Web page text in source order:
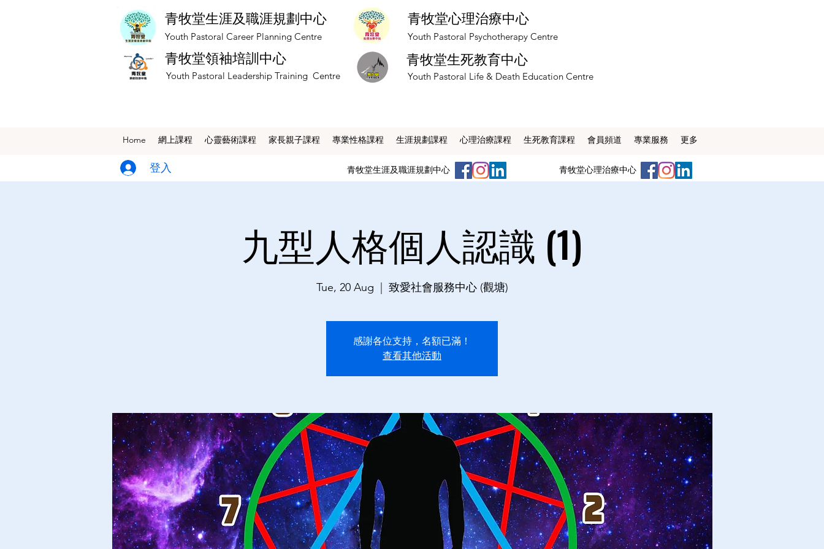
青牧堂生涯及職涯規劃中心
​Youth Pastoral Career Planning Centre
青牧堂領袖培訓中心
​Youth Pastoral Leadership Training Centre
青牧堂心理治療中心
​Youth Pastoral Psychotherapy Centre
青牧堂生死教育中心
​Youth Pastoral Life & Death Education Centre
Home 網上課程 ​心靈藝術課程 家長親子課程 專業性格課程 生涯規劃課程 心理治療課程 生死教育課程 會員頻道 專業服務 更多
登入 ​青牧堂生涯及職涯規劃中心 ​青牧堂心理治療中心
九型人格個人認識 (1)
Tue, 20 Aug 致愛社會服務中心 (觀塘)
感謝各位支持，名額已滿！
查看其他活動